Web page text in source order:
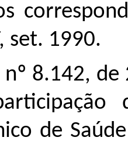
set. 1990.
nº 8.142,
de